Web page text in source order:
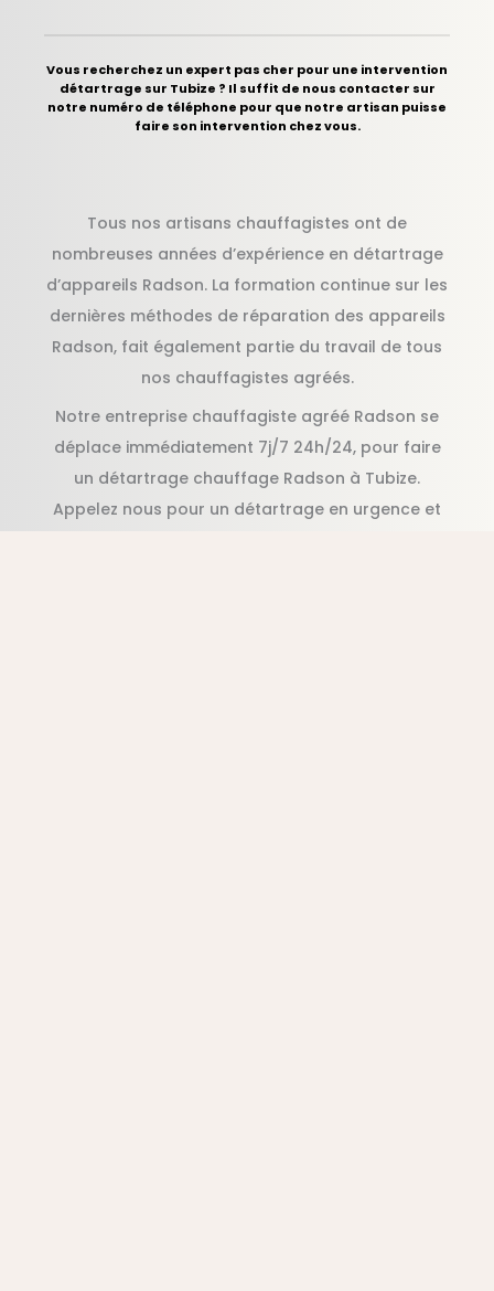
Vous recherchez un expert pas cher pour une intervention
détartrage sur Tubize ? Il suffit de nous contacter sur
notre numéro de téléphone pour que notre artisan puisse
faire son intervention chez vous.
Tous nos artisans chauffagistes ont de
nombreuses années d’expérience en détartrage
d’appareils Radson. La formation continue sur les
dernières méthodes de réparation des appareils
Radson, fait également partie du travail de tous
nos chauffagistes agréés.
Notre entreprise chauffagiste agréé Radson se
déplace immédiatement 7j/7 24h/24, pour faire
un détartrage chauffage Radson à Tubize.
Appelez nous pour un détartrage en urgence et